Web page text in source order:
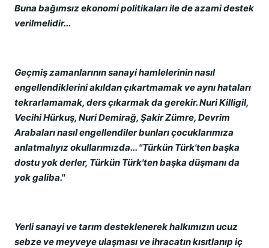
Buna bağımsız ekonomi politikaları ile de azami destek
verilmelidir...
Geçmiş zamanlarının sanayi hamlelerinin nasıl
engellendiklerini akıldan çıkartmamak ve aynı hataları
tekrarlamamak, ders çıkarmak da gerekir. Nuri Killigil,
Vecihi Hürkuş, Nuri Demirağ, Şakir Zümre, Devrim
Arabaları nasıl engellendiler bunları çocuklarımıza
anlatmalıyız okullarımızda... ''Türkün Türk'ten başka
dostu yok derler, Türkün Türk'ten başka düşmanı da
yok galiba.''
Yerli sanayi ve tarım desteklenerek halkımızın ucuz
sebze ve meyveye ulaşması ve ihracatın kısıtlanıp iç